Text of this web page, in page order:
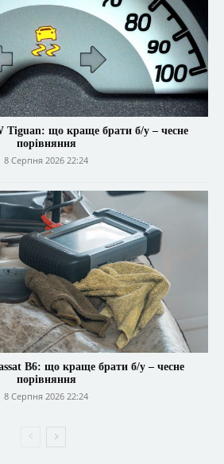
Tiguan: що краще брати б/у – чесне
порівняння
8 Серпня 2026 22:24
B6: що краще брати б/у – чесне
порівняння
8 Серпня 2026 22:24